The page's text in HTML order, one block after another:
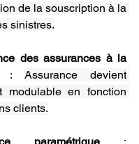
de la souscription à la
sinistres.
des assurances à la
: Assurance devient
modulable en fonction
clients.